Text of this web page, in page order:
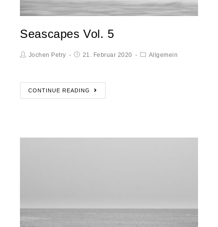
Seascapes Vol. 5
Jochen Petry 21. Februar 2020 Allgemein
CONTINUE READING